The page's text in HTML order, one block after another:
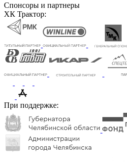
Спонсоры и партнеры
ХК Трактор:
При поддержке: